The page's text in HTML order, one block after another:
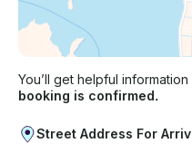
You’ll get helpful
booking is confirmed.
Street Address For